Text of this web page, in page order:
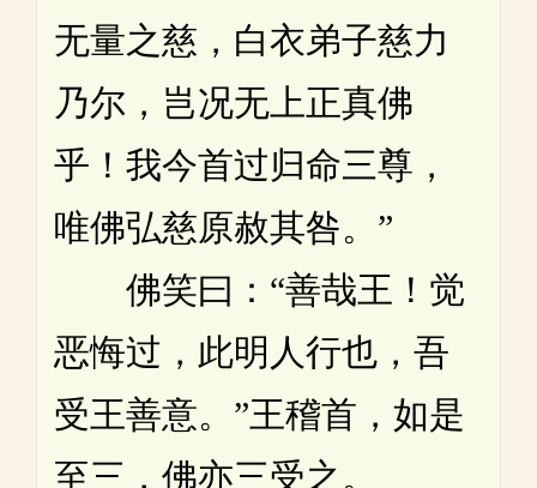
无量之慈，白衣弟子慈力
乃尔，岂况无上正真佛
乎！我今首过归命三尊，
唯佛弘慈原赦其咎。”
佛笑曰：“善哉王！觉
恶悔过，此明人行也，吾
受王善意。”王稽首，如是
至三，佛亦三受之。